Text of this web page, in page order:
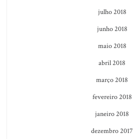
julho 2018
junho 2018
maio 2018
abril 2018
março 2018
fevereiro 2018
janeiro 2018
dezembro 2017